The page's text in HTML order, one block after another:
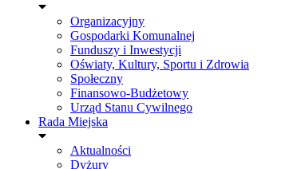
Organizacyjny
Gospodarki Komunalnej
Funduszy i Inwestycji
Oświaty, Kultury, Sportu i Zdrowia
Społeczny
Finansowo-Budżetowy
Urząd Stanu Cywilnego
Rada Miejska
Aktualności
Dyżury